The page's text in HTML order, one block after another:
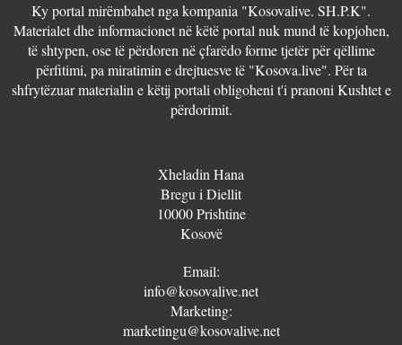
Ky portal mirëmbahet nga kompania "Kosovalive. SH.P.K".
Materialet dhe informacionet në këtë portal nuk mund të kopjohen,
të shtypen, ose të përdoren në çfarëdo forme tjetër për qëllime
përfitimi, pa miratimin e drejtuesve të "Kosova.live". Për ta
shfrytëzuar materialin e këtij portali obligoheni t'i pranoni Kushtet e
përdorimit.
Xheladin Hana
Bregu i Diellit
10000 Prishtine
Kosovë
Email:
info@kosovalive.net
Marketing:
marketingu@kosovalive.net